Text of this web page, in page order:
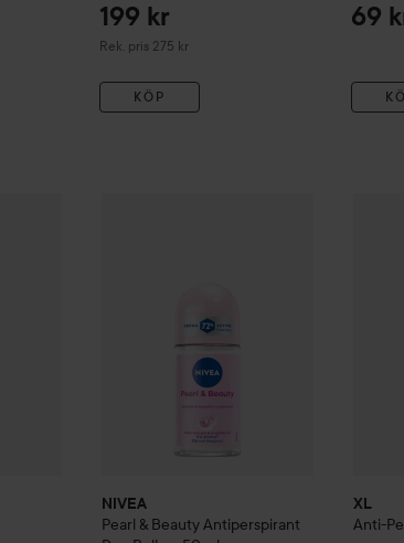
199 kr
Rek. pris 275 kr
Rekommenderat pris 275 kr
KÖP
69
NIVEA
Pearl & Beauty Antiperspirant
XL
Anti-